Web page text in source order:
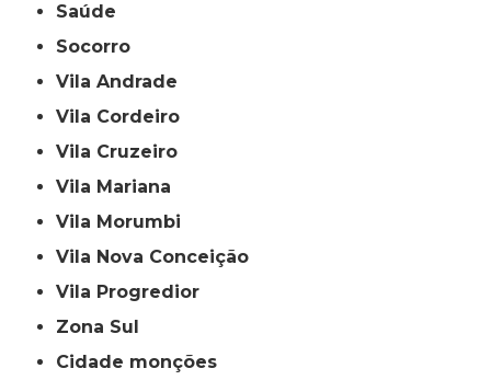
Saúde
Socorro
Vila Andrade
Vila Cordeiro
Vila Cruzeiro
Vila Mariana
Vila Morumbi
Vila Nova Conceição
Vila Progredior
Zona Sul
cidade monções